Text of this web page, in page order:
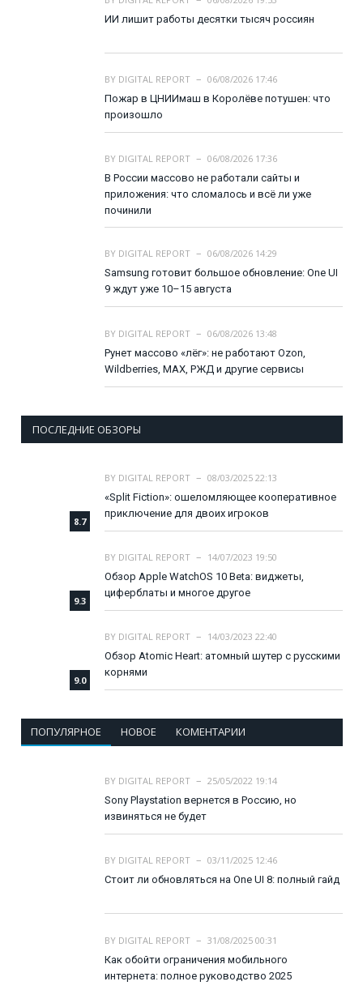
ИИ лишит работы десятки тысяч россиян
BY DIGITAL REPORT
06/08/2026 17:46
Пожар в ЦНИИмаш в Королёве потушен: что
произошло
BY DIGITAL REPORT
06/08/2026 17:36
В России массово не работали сайты и
приложения: что сломалось и всё ли уже
починили
BY DIGITAL REPORT
06/08/2026 14:29
Samsung готовит большое обновление: One UI
9 ждут уже 10–15 августа
BY DIGITAL REPORT
06/08/2026 13:48
Рунет массово «лёг»: не работают Ozon,
Wildberries, MAX, РЖД и другие сервисы
ПОСЛЕДНИЕ ОБЗОРЫ
8.7
BY DIGITAL REPORT
08/03/2025 22:13
«Split Fiction»: ошеломляющее кооперативное
приключение для двоих игроков
9.3
BY DIGITAL REPORT
14/07/2023 19:50
Обзор Apple WatchOS 10 Beta: виджеты,
циферблаты и многое другое
9.0
BY DIGITAL REPORT
14/03/2023 22:40
Обзор Atomic Heart: атомный шутер с русскими
корнями
ПОПУЛЯРНОЕ НОВОЕ КОМЕНТАРИИ
BY DIGITAL REPORT
25/05/2022 19:14
Sony Playstation вернется в Россию, но
извиняться не будет
BY DIGITAL REPORT
03/11/2025 12:46
Стоит ли обновляться на One UI 8: полный гайд
BY DIGITAL REPORT
31/08/2025 00:31
Как обойти ограничения мобильного
интернета: полное руководство 2025